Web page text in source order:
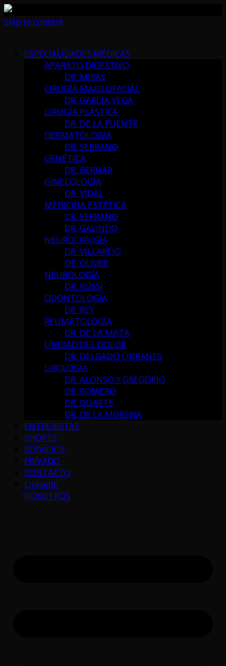
Skip to content
ESPECIALIDADES MÉDICAS
APARATO DIGESTIVO
DR. MIRAS
CIRUGÍA MAXILOFACIAL
DR. GARCÍA VEGA
CIRUGÍA PLÁSTICA
DR. DE LA FUENTE
DERMATOLOGÍA
DR. SERRANO
GENÉTICA
DR. BERNAR
GINECOLOGÍA
DR. VIDAL
MEDICINA ESTÉTICA
DR. SERRANO
DR. GALINDO
NEUROCIRUGÍA
DR. VILLAREJO
DR. OLIVER
NEUROLOGÍA
DR. RUSSI
ODONTOLOGÍA
DR. REY
REUMATOLOGÍA
DR. DE LA MATA
UNIDAD DEL DOLOR
DR. DELGADO CIDRANES
UROLOGÍA
DR. ALONSO Y GREGORIO
DR. ROMERO
DR. DUARTE
DR. DE LA MORENA
ENTREVISTAS
SHORTS
SERVICIOS
PRIVADO
CONTACTO
LinkedIn
NOSOTROS